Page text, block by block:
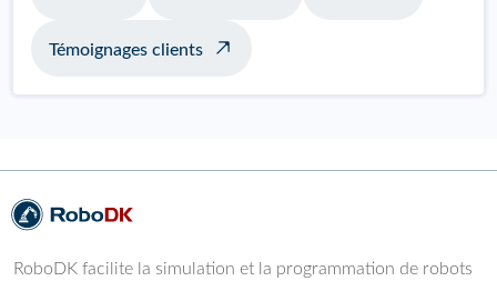
Témoignages clients
RoboDK facilite la simulation et la programmation de robots